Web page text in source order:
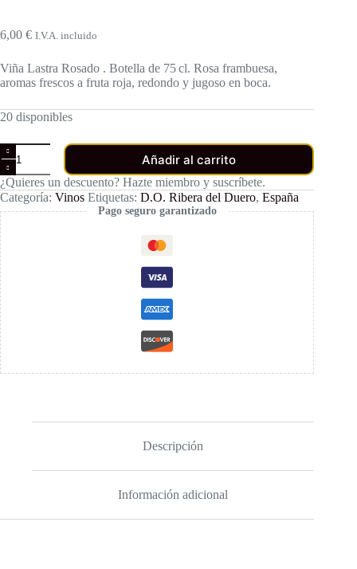
6,00 € I.V.A. incluido
Viña Lastra Rosado . Botella de 75 cl. Rosa frambuesa,
aromas frescos a fruta roja, redondo y jugoso en boca.
20 disponibles
Viña
Lastra
Rosado
cantidad
Añadir al carrito
¿Quieres un descuento? Hazte miembro y suscríbete.
Categoría: Vinos Etiquetas: D.O. Ribera del Duero, España
Pago seguro garantizado
Descripción
Información adicional